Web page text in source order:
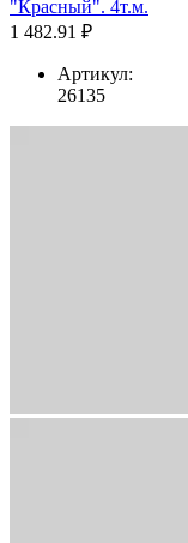
"Красный". 4т.м.
1 482.91 ₽
Артикул:
26135